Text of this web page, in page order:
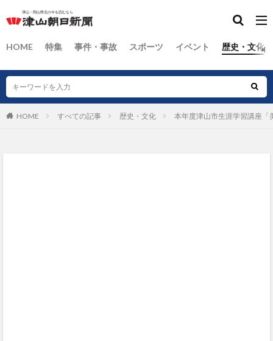
HOME 特集 事件・事故 スポーツ イベント 歴史・文化
HOME すべての記事 歴史・文化 本年度津山市生涯学習講座